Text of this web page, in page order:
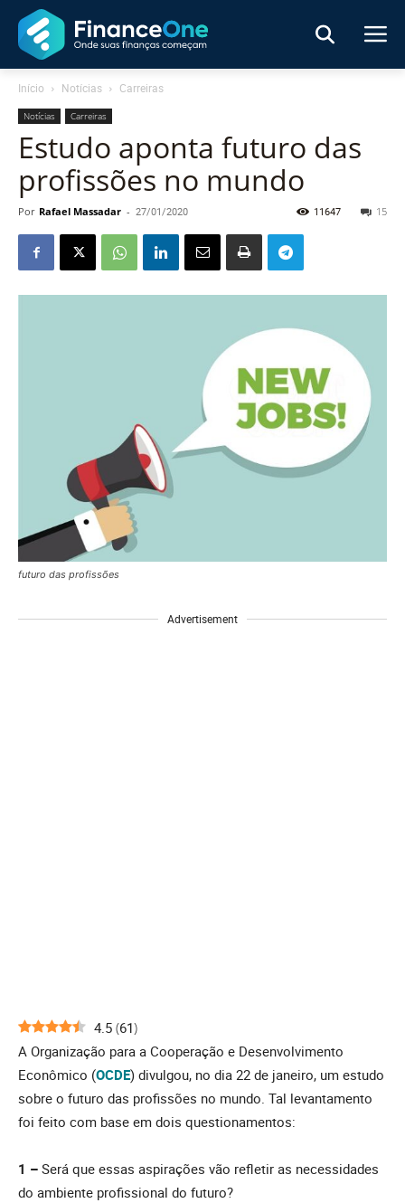
Início Notícias Carreiras
Notícias Carreiras
Estudo aponta futuro das
profissões no mundo
Por Rafael Massadar - 27/01/2020 15
11647
futuro das profissões
Advertisement
4.5 (61)
A Organização para a Cooperação e Desenvolvimento
Econômico (OCDE) divulgou, no dia 22 de janeiro, um estudo
sobre o futuro das profissões no mundo. Tal levantamento
foi feito com base em dois questionamentos:
1 – Será que essas aspirações vão refletir as necessidades
do ambiente profissional do futuro?